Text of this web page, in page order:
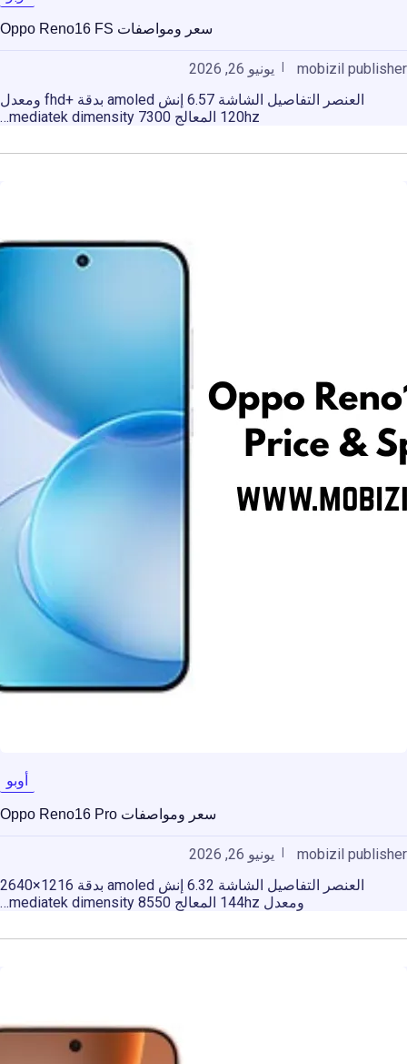
سعر ومواصفات Oppo Reno16 FS
mobizil publisher
يونيو 26, 2026
العنصر التفاصيل الشاشة 6.57 إنش amoled بدقة +fhd ومعدل
120hz المعالج mediatek dimensity 7300…
أوبو
سعر ومواصفات Oppo Reno16 Pro
mobizil publisher
يونيو 26, 2026
العنصر التفاصيل الشاشة 6.32 إنش amoled بدقة 1216×2640
ومعدل 144hz المعالج mediatek dimensity 8550…